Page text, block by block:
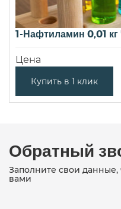
1-Нафтиламин 0,01
Цена
Купить в 1 клик
Обратный
Заполните свои данные,
вами